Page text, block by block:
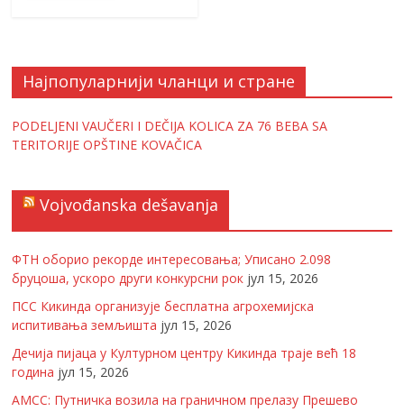
Најпопуларнији чланци и стране
PODELJENI VAUČERI I DEČIJA KOLICA ZA 76 BEBA SA
TERITORIJE OPŠTINE KOVAČICA
Vojvođanska dešavanja
ФТН оборио рекорде интересовања; Уписано 2.098
бруцоша, ускоро други конкурсни рок јул 15, 2026
ПСС Кикинда организује бесплатна агрохемијска
испитивања земљишта јул 15, 2026
Дечија пијаца у Културном центру Кикинда траје већ 18
година јул 15, 2026
АМСС: Путничка возила на граничном прелазу Прешево